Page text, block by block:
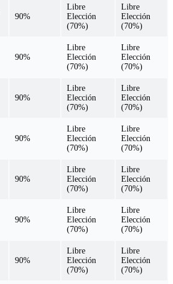
90%
Libre
Elección
(70%)
Libre
Elección
(70%)
90%
Libre
Elección
(70%)
Libre
Elección
(70%)
90%
Libre
Elección
(70%)
Libre
Elección
(70%)
90%
Libre
Elección
(70%)
Libre
Elección
(70%)
90%
Libre
Elección
(70%)
Libre
Elección
(70%)
90%
Libre
Elección
(70%)
Libre
Elección
(70%)
90%
Libre
Elección
(70%)
Libre
Elección
(70%)